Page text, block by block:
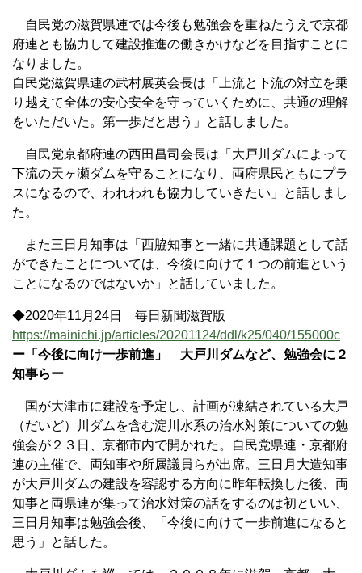
自民党の滋賀県連では今後も勉強会を重ねたうえで京都
府連とも協力して建設推進の働きかけなどを目指すことに
なりました。
自民党滋賀県連の武村展英会長は「上流と下流の対立を乗
り越えて全体の安心安全を守っていくために、共通の理解
をいただいた。第一歩だと思う」と話しました。
自民党京都府連の西田昌司会長は「大戸川ダムによって
下流の天ヶ瀬ダムを守ることになり、両府県民ともにプラ
スになるので、われわれも協力していきたい」と話しまし
た。
また三日月知事は「西脇知事と一緒に共通課題として話
ができたことについては、今後に向けて１つの前進という
ことになるのではないか」と話していました。
◆2020年11月24日 毎日新聞滋賀版
https://mainichi.jp/articles/20201124/ddl/k25/040/155000c
ー「今後に向け一歩前進」 大戸川ダムなど、勉強会に２
知事らー
国が大津市に建設を予定し、計画が凍結されている大戸
（だいど）川ダムを含む淀川水系の治水対策についての勉
強会が２３日、京都市内で開かれた。自民党県連・京都府
連の主催で、両知事や所属議員らが出席。三日月大造知事
が大戸川ダムの建設を容認する方向に昨年転換した後、両
知事と両県連が集って治水対策の話をするのは初といい、
三日月知事は勉強会後、「今後に向けて一歩前進になると
思う」と話した。